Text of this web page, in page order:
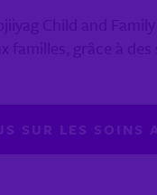
SUR LES SOINS